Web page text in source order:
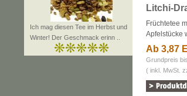
Ich mag diesen Tee im Herbst und
Winter! Der Geschmack erinn ..
Litchi-
Früchtetee
Apfelstücke
Ab 3,87
Grundpreis
( inkl. MwSt.